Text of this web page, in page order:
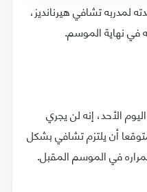
لمدربه تشافي هيرنانديز،
في نهاية الموسم.
الأحد، إنه لن يجري
أن يلتزم تشافي بشكل
في الموسم المقبل.